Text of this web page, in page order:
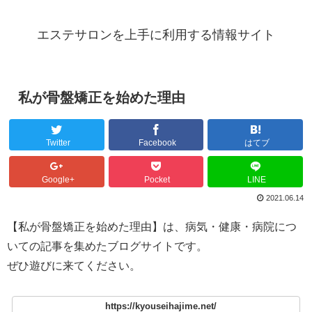
エステサロンを上手に利用する情報サイト
私が骨盤矯正を始めた理由
Twitter Facebook はてブ
Google+ Pocket LINE
2021.06.14
【私が骨盤矯正を始めた理由】は、病気・健康・病院につ
いての記事を集めたブログサイトです。
ぜひ遊びに来てください。
https://kyouseihajime.net/